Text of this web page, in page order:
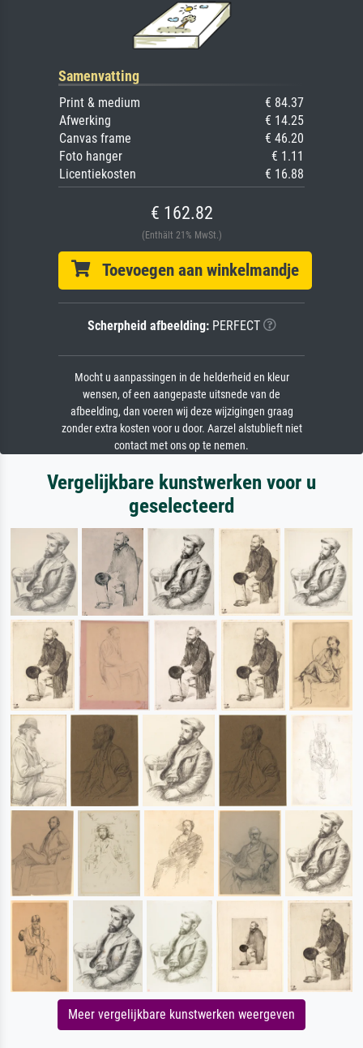
Samenvatting
Print & medium
€ 84.37
Afwerking
€ 14.25
Canvas frame
€ 46.20
Foto hanger
€ 1.11
Licentiekosten
€ 16.88
€ 162.82
(Enthält 21% MwSt.)
Toevoegen aan winkelmandje
Scherpheid afbeelding:PERFECT
Mocht u aanpassingen in de helderheid en kleur
wensen, of een aangepaste uitsnede van de
afbeelding, dan voeren wij deze wijzigingen graag
zonder extra kosten voor u door. Aarzel alstublieft niet
contact met ons op te nemen.
Vergelijkbare kunstwerken voor u
geselecteerd
Meer vergelijkbare kunstwerken weergeven